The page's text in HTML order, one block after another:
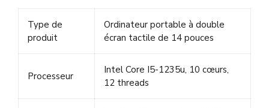
Type de
produit
Ordinateur portable à double
écran tactile de 14 pouces
Processeur
Intel Core I5-1235u, 10 cœurs,
12 threads